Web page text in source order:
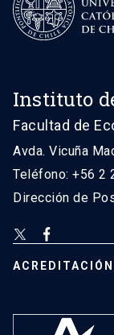
Instituto
Facultad de
Avda. Vicuña
Teléfono: +56 2
Dirección de
ACREDITACIÓN